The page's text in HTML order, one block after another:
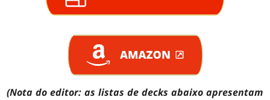
(Nota do editor: as listas de decks abaixo apresentam